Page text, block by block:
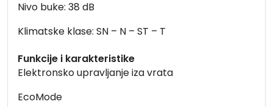
Nivo buke: 38 dB
Klimatske klase: SN – N – ST – T
Funkcije i karakteristike
Elektronsko upravljanje iza vrata
EcoMode